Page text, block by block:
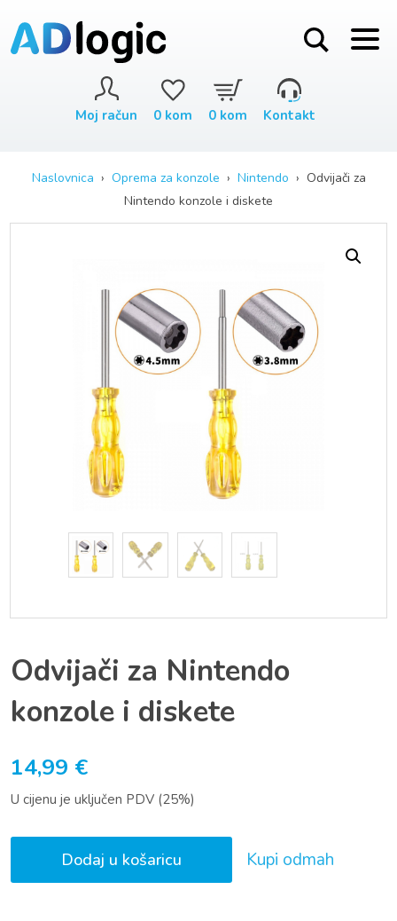
Moj račun 0 kom 0 kom Kontakt
Naslovnica › Oprema za konzole › Nintendo › Odvijači za
Nintendo konzole i diskete
Odvijači za Nintendo
konzole i diskete
14,99 €
U cijenu je uključen PDV (25%)
Dodaj u košaricu Kupi odmah